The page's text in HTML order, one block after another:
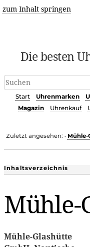
zum Inhalt springen
Die besten
Start Uhrenmarken
Magazin
Uhrenkauf
Zuletzt angesehen: • Mühle-
Inhaltsverzeichnis
Mühle-
Mühle-Glashütte